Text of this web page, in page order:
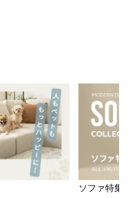
ソファ特集